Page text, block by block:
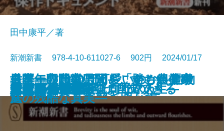
なぜこんな人が上司なのか
大人の居酒屋旅
本音
起死回生―逆転プロ野球人生―
1日10分の哲学
モフモフはなぜ可愛いのか―動物
行動学でヒトを解き明かす―
メンタル脳
テレビ局再編
日本一の農業県はどこか―農業の
通信簿―
最強の恐竜
田中康平／著
新潮新書 978-4-10-611027-6 902円 2024/01/17
新書電子書籍あり
完全版 創価学会
歴史は予言する
令和の山口組
親ガチャの哲学
ニッポンの闇
世帯年収1000万円―「勝ち組」家
庭の残酷な真実―
貧乏ピッツァ
大常識
引きこもりの7割は自立できる
名医・専門家に聞く すごい健康
法